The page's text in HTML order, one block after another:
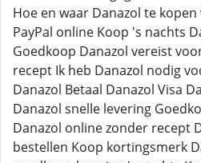
Hoe en waar Danazol te
PayPal online Koop 's nachts
Goedkoop Danazol vereist
recept Ik heb Danazol nodig
Danazol Betaal Danazol Visa
Danazol snelle levering
Danazol online zonder recept
bestellen Koop kortingsmerk